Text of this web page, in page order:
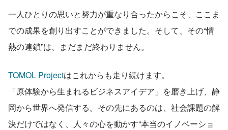
一人ひとりの思いと努力が重なり合ったからこそ、ここま
での成果を創り出すことができました。そして、その“情
熱の連鎖”は、まだまだ終わりません。
TOMOL Projectはこれからも走り続けます。
「原体験から生まれるビジネスアイデア」を磨き上げ、静
岡から世界へ発信する。その先にあるのは、社会課題の解
決だけではなく、人々の心を動かす“本当のイノベーショ